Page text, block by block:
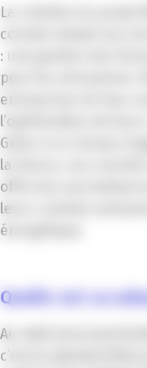
La création du projet
constat simple issu
: une gestion des
pour les entreprises.
entreprises de tous
l’optimisation de
Grâce à un réseau
la France, nos
offre leur permettant
leurs contrats
énergétique.
Quelle est sa
Au-delà de la
c’est la volonté